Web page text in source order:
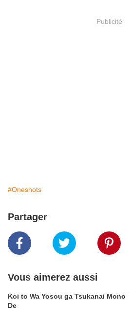
Publicité
#Oneshots
Partager
Vous aimerez aussi
Koi to Wa Yosou ga Tsukanai Mono
De